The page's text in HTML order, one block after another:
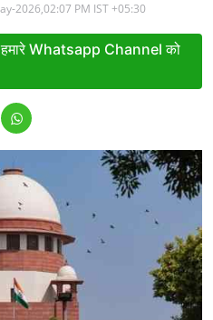
2026,02:07 PM IST +05:30
हमारे Whatsapp Channel को